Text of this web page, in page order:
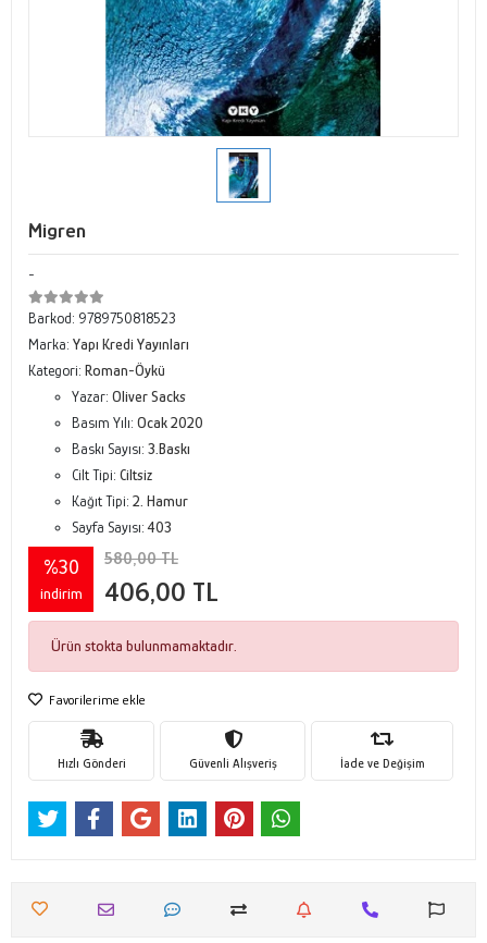
Migren
-
Barkod: 9789750818523
Marka: Yapı Kredi Yayınları
Kategori: Roman-Öykü
Yazar: Oliver Sacks
Basım Yılı: Ocak 2020
Baskı Sayısı: 3.Baskı
Cilt Tipi: Ciltsiz
Kağıt Tipi: 2. Hamur
Sayfa Sayısı:403
%30
indirim
580,00 TL
406,00 TL
Ürün stokta bulunmamaktadır.
Favorilerime ekle
Hızlı Gönderi Güvenli Alışveriş İade ve Değişim